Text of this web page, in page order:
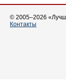
© 2005–2026
Контакты